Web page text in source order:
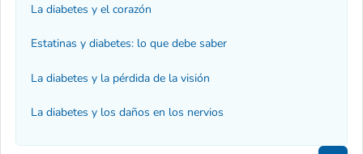
La diabetes y el corazón
Estatinas y diabetes: lo que debe saber
La diabetes y la pérdida de la visión
La diabetes y los daños en los nervios